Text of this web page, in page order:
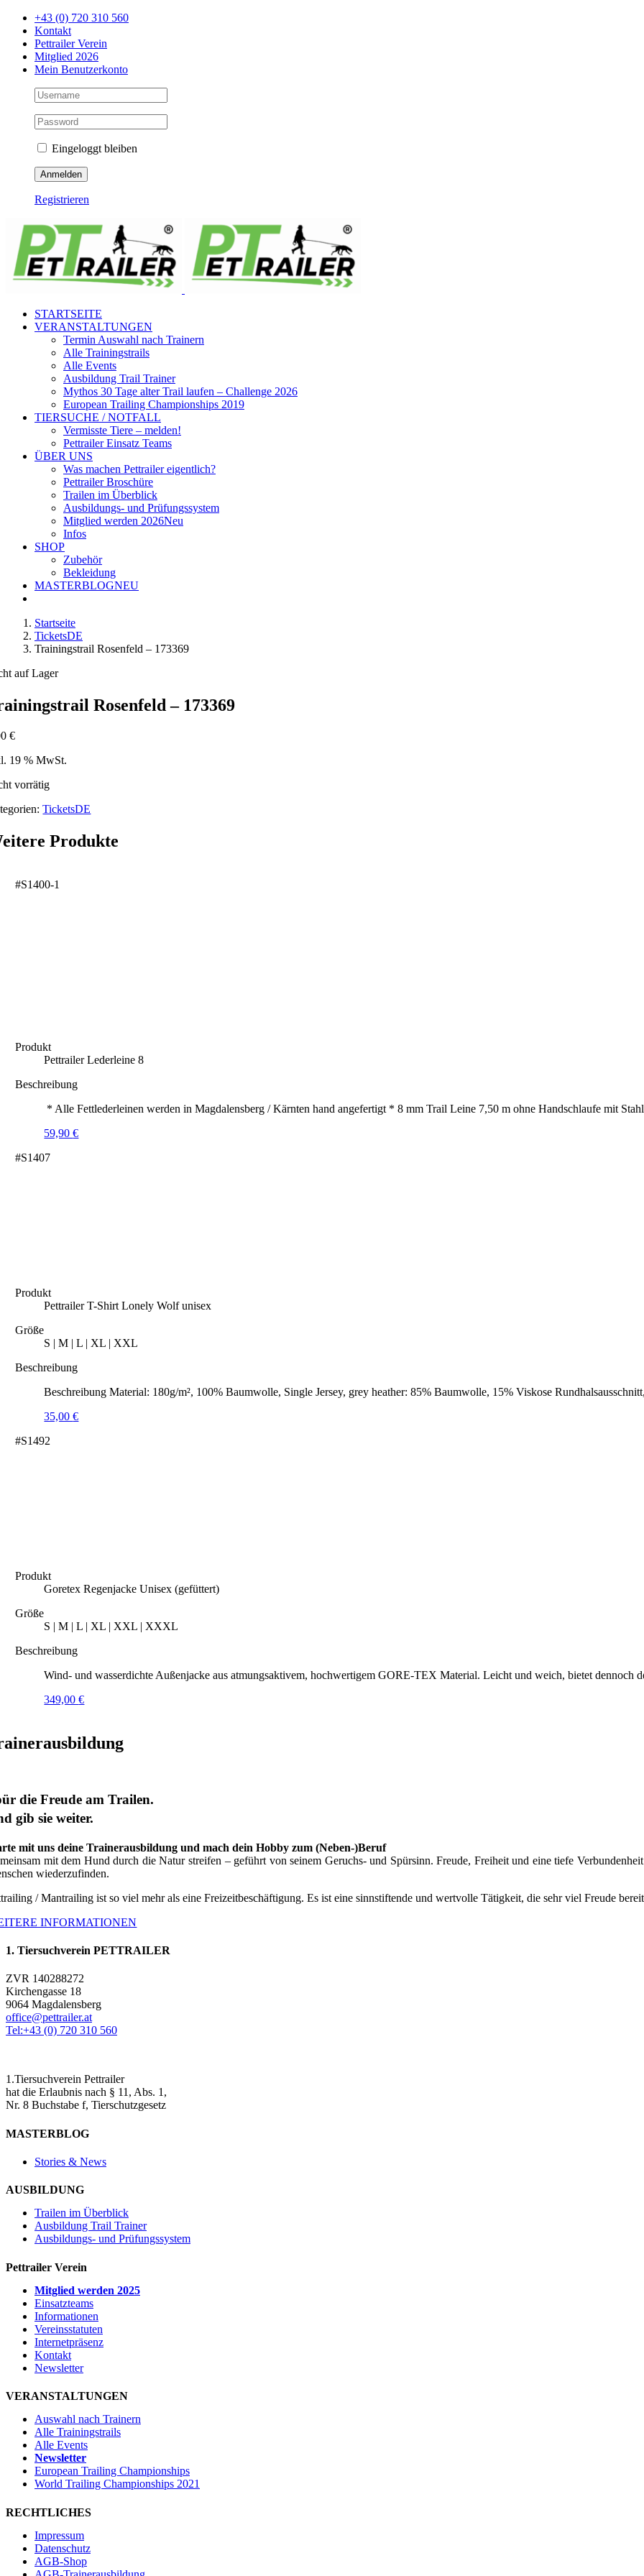
Zum
Inhalt
springen
+43 (0) 720 310 560
Kontakt
Pettrailer Verein
Mitglied 2026
Mein Benutzerkonto
Eingeloggt bleiben
Registrieren
Facebook
YouTube
Instagram
STARTSEITE
VERANSTALTUNGEN
Termin Auswahl nach Trainern
Alle Trainingstrails
Alle Events
Ausbildung Trail Trainer
Mythos 30 Tage alter Trail laufen – Challenge 2026
European Trailing Championships 2019
TIERSUCHE / NOTFALL
Vermisste Tiere – melden!
Pettrailer Einsatz Teams
ÜBER UNS
Was machen Pettrailer eigentlich?
Pettrailer Broschüre
Trailen im Überblick
Ausbildungs- und Prüfungssystem
Mitglied werden 2026Neu
Infos
SHOP
Zubehör
Bekleidung
MASTERBLOGNEU
Startseite
TicketsDE
Trainingstrail Rosenfeld – 173369
auf Lager
Rosenfeld – 173369
€
19 % MwSt.
vorrätig
TicketsDE
Produkte
#S1400-1
Produkt
Pettrailer Lederleine 8
Beschreibung
* Alle Fettlederleinen werden in Magdalensberg / Kärnten hand angefertigt * 8 mm Trail Leine 7,50 m ohne Handschlaufe mit
59,90€
#S1407
Produkt
Pettrailer T-Shirt Lonely Wolf unisex
Größe
S | M | L | XL | XXL
Beschreibung
Beschreibung Material: 180g/m², 100% Baumwolle, Single Jersey, grey heather: 85% Baumwolle, 15% Viskose
35,00€
#S1492
Produkt
Goretex Regenjacke Unisex (gefüttert)
Größe
S | M | L | XL | XXL | XXXL
Beschreibung
Wind- und wasserdichte Außenjacke aus atmungsaktivem, hochwertigem GORE-TEX Material. Leicht und weich, bietet dennoch
349,00€
die Freude am Trailen.
gib sie weiter.
mit uns deine Trainerausbildung und mach dein Hobby zum (Neben-)Beruf
mit dem Hund durch die Natur streifen – geführt von seinem Geruchs- und Spürsinn. Freude, Freiheit und eine tiefe
wiederzufinden.
/ Mantrailing ist so viel mehr als eine Freizeitbeschäftigung. Es ist eine sinnstiftende und wertvolle Tätigkeit, die sehr viel Freude
INFORMATIONEN
1. Tiersuchverein PETTRAILER
ZVR 140288272
Kirchengasse 18
9064 Magdalensberg
office@pettrailer.at
Tel:+43 (0) 720 310 560
1.Tiersuchverein Pettrailer
hat die Erlaubnis nach § 11, Abs. 1,
Nr. 8 Buchstabe f, Tierschutzgesetz
MASTERBLOG
Stories & News
AUSBILDUNG
Trailen im Überblick
Ausbildung Trail Trainer
Ausbildungs- und Prüfungssystem
Pettrailer Verein
Mitglied werden 2025
Einsatzteams
Informationen
Vereinsstatuten
Internetpräsenz
Kontakt
Newsletter
VERANSTALTUNGEN
Auswahl nach Trainern
Alle Trainingstrails
Alle Events
Newsletter
European Trailing Championships
World Trailing Championships 2021
RECHTLICHES
Impressum
Datenschutz
AGB-Shop